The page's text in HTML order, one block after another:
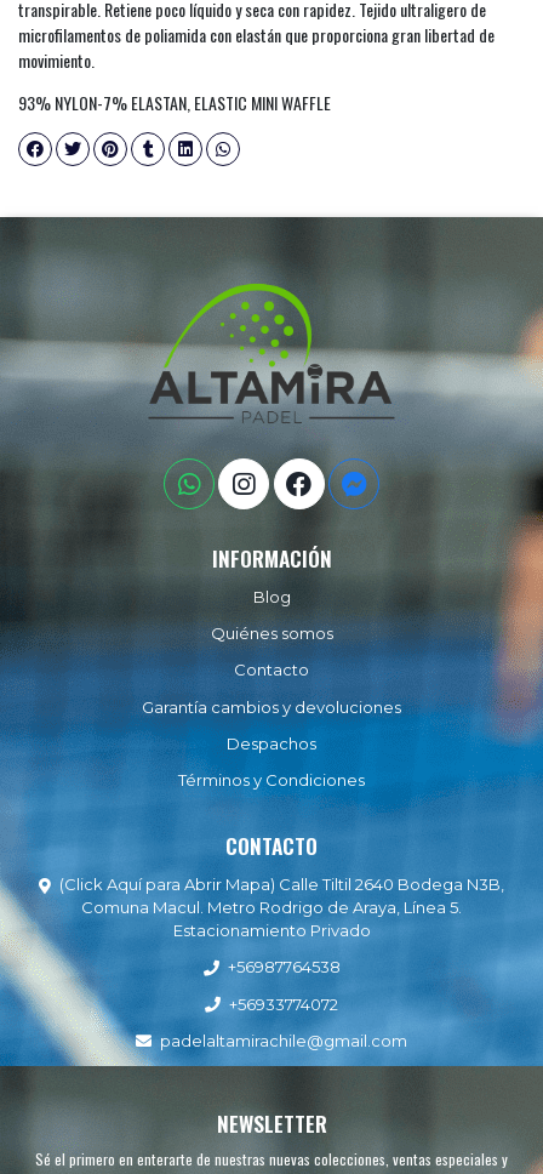
transpirable. Retiene poco líquido y seca con rapidez. Tejido ultraligero de
microfilamentos de poliamida con elastán que proporciona gran libertad de
movimiento.
93% NYLON-7% ELASTAN, ELASTIC MINI WAFFLE
INFORMACIÓN
Blog
Quiénes somos
Contacto
Garantía cambios y devoluciones
Despachos
Términos y Condiciones
CONTACTO
(Click Aquí para Abrir Mapa) Calle Tiltil 2640 Bodega N3B,
Comuna Macul. Metro Rodrigo de Araya, Línea 5.
Estacionamiento Privado
+56987764538
+56933774072
padelaltamirachile@gmail.com
NEWSLETTER
Sé el primero en enterarte de nuestras nuevas colecciones, ventas especiales y